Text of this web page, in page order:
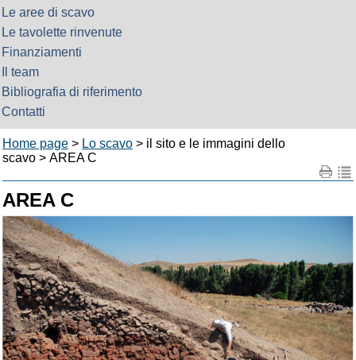
Le aree di scavo
Le tavolette rinvenute
Finanziamenti
Il team
Bibliografia di riferimento
Contatti
Home page > Lo scavo > il sito e le immagini dello
scavo > AREA C
AREA C